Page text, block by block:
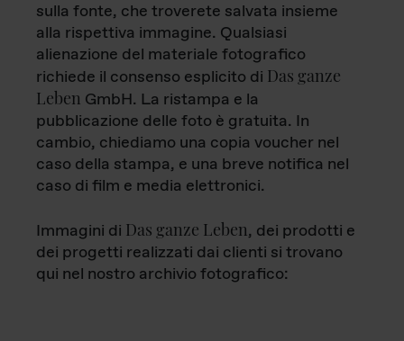
sulla fonte, che troverete salvata insieme
alla rispettiva immagine. Qualsiasi
alienazione del materiale fotografico
richiede il consenso esplicito di Das ganze
Leben GmbH. La ristampa e la
pubblicazione delle foto è gratuita. In
cambio, chiediamo una copia voucher nel
caso della stampa, e una breve notifica nel
caso di film e media elettronici.
Immagini di Das ganze Leben, dei prodotti e
dei progetti realizzati dai clienti si trovano
qui nel nostro archivio fotografico: